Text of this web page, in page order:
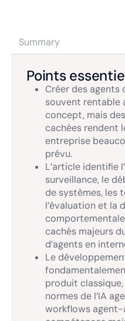
Summary
Points
Créer des agents
souvent rentable
concept, mais
cachées rendent
entreprise
prévu.
L’article identifie
surveillance, le
de systèmes, les
l’évaluation et la
cachés majeurs
d’agents en
Le
produit
normes de l’IA
workflows agent-